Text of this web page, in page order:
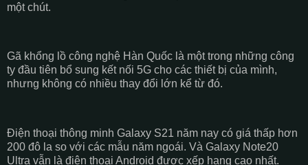
một chút.
Gã khổng lồ công nghệ Hàn Quốc là một trong những công
ty đầu tiên bổ sung kết nối 5G cho các thiết bị của mình,
nhưng không có nhiều thay đổi lớn kể từ đó.
Điện thoại thông minh Galaxy S21 năm nay có giá thấp hơn
200 đô la so với các mẫu năm ngoái. Và Galaxy Note20
Ultra vẫn là điện thoại Android được xếp hạng cao nhất.